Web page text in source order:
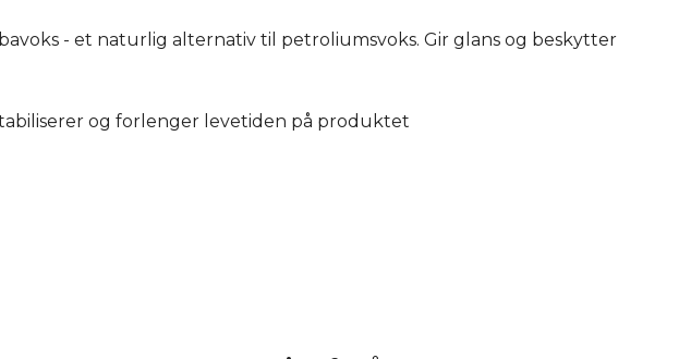
- et naturlig alternativ til petroliumsvoks. Gir glans og beskytter
og forlenger levetiden på produktet